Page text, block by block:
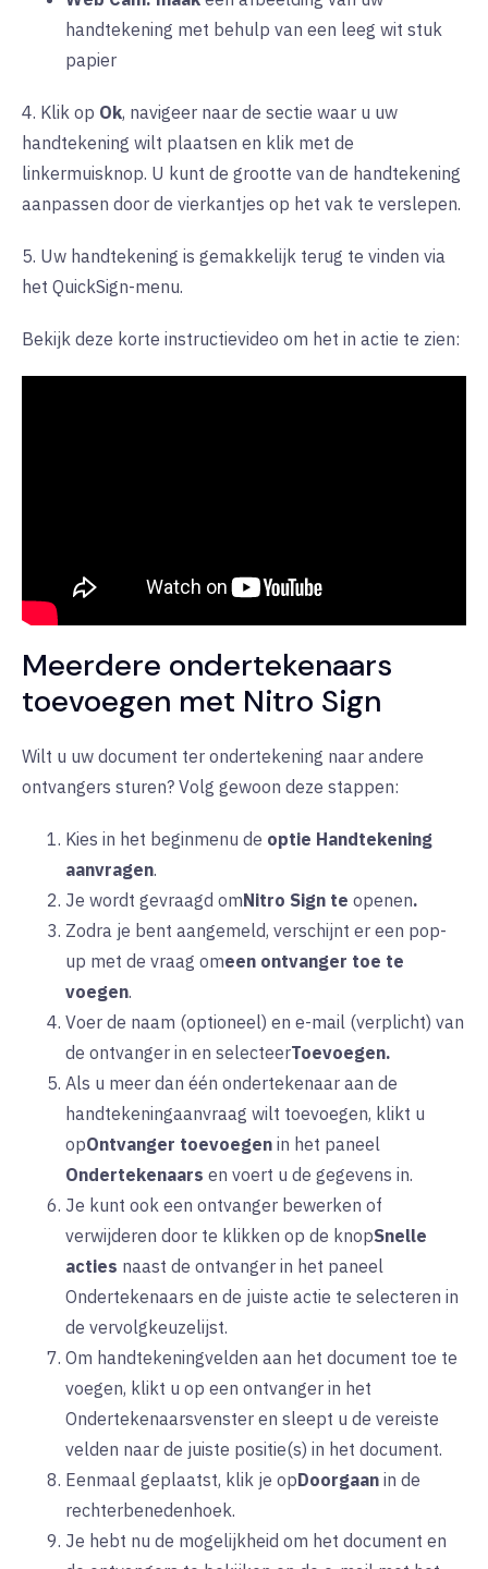
handtekening met behulp van een leeg wit stuk
papier
4. Klik op Ok, navigeer naar de sectie waar u uw
handtekening wilt plaatsen en klik met de
linkermuisknop. U kunt de grootte van de handtekening
aanpassen door de vierkantjes op het vak te verslepen.
5. Uw handtekening is gemakkelijk terug te vinden via
het QuickSign-menu.
Bekijk deze korte instructievideo om het in actie te zien:
Meerdere ondertekenaars
toevoegen met Nitro Sign
Wilt u uw document ter ondertekening naar andere
ontvangers sturen? Volg gewoon deze stappen:
Kies in het beginmenu de optie Handtekening
aanvragen.
Je wordt gevraagd omNitro Sign te openen.
Zodra je bent aangemeld, verschijnt er een pop-
up met de vraag omeen ontvanger toe te
voegen.
Voer de naam (optioneel) en e-mail (verplicht) van
de ontvanger in en selecteerToevoegen.
Als u meer dan één ondertekenaar aan de
handtekeningaanvraag wilt toevoegen, klikt u
opOntvanger toevoegen in het paneel
Ondertekenaars en voert u de gegevens in.
Je kunt ook een ontvanger bewerken of
verwijderen door te klikken op de knopSnelle
acties naast de ontvanger in het paneel
Ondertekenaars en de juiste actie te selecteren in
de vervolgkeuzelijst.
Om handtekeningvelden aan het document toe te
voegen, klikt u op een ontvanger in het
Ondertekenaarsvenster en sleept u de vereiste
velden naar de juiste positie(s) in het document.
Eenmaal geplaatst, klik je opDoorgaan in de
rechterbenedenhoek.
Je hebt nu de mogelijkheid om het document en